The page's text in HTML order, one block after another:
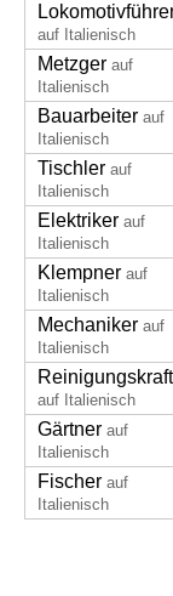
auf Italienisch
Metzger auf
Italienisch
Bauarbeiter auf
Italienisch
Tischler auf
Italienisch
Elektriker auf
Italienisch
Klempner auf
Italienisch
Mechaniker auf
Italienisch
Reinigungskraft
auf Italienisch
Gärtner auf
Italienisch
Fischer auf
Italienisch